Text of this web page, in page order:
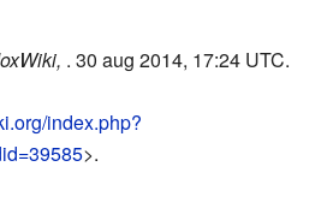
. 30 aug 2014, 17:24 UTC.
index.php?
>.